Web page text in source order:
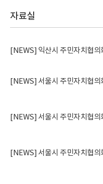
자료실
[NEWS] 익산시 주민자치협의
[NEWS] 서울시 주민자치협의
[NEWS] 서울시 주민자치협의
[NEWS] 서울시 주민자치협의